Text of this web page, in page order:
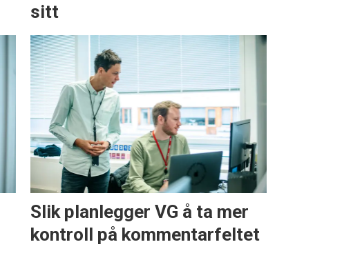
sitt
Slik planlegger VG å ta mer
kontroll på kommentarfeltet